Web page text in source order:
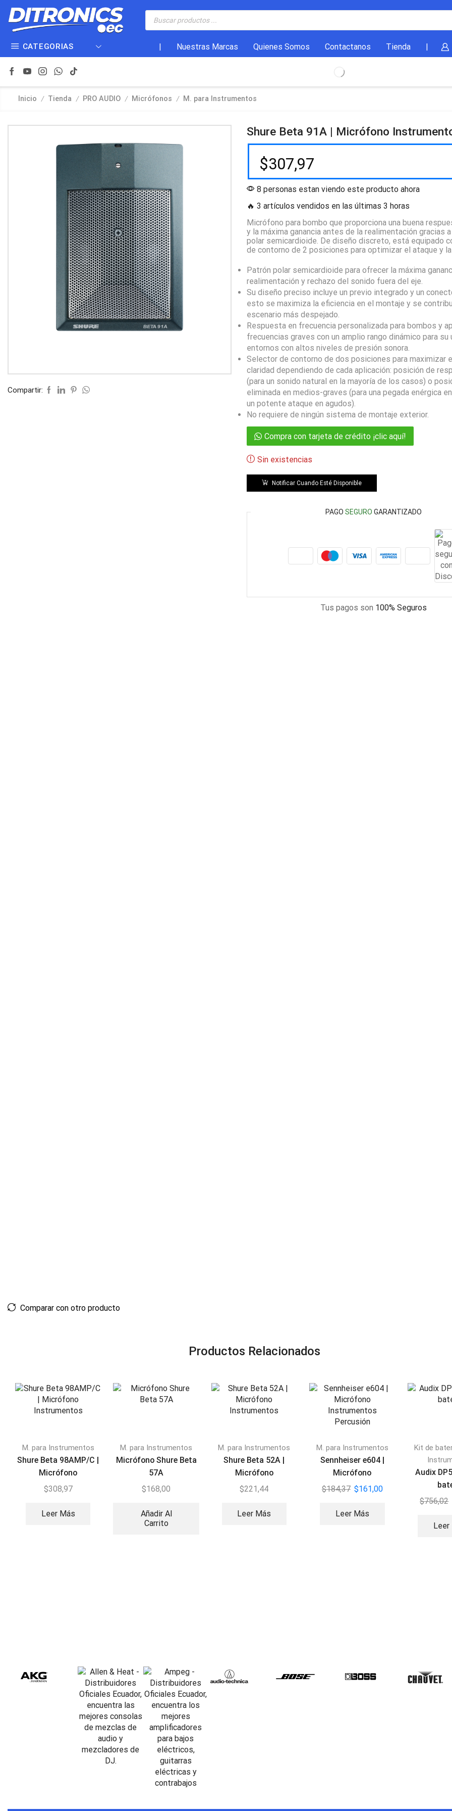
CATEGORIAS Nuestras Marcas Quienes Somos Contactanos Tienda
Inicio / Tienda / PRO AUDIO / Micrófonos / M. para Instrumentos
Compartir:
Shure Beta 91A | Micrófono
$307,97
8 personas estan viendo este producto ahora
🔥 3 artículos vendidos en las últimas 3 horas
Micrófono para bombo que proporciona una buena
y la máxima ganancia antes de la realimentación gracias
polar semicardioide. De diseño discreto, está equipado
de contorno de 2 posiciones para optimizar el ataque y la
Patrón polar semicardioide para ofrecer la máxima
realimentación y rechazo del sonido fuera del eje.
Su diseño preciso incluye un previo integrado y un
esto se maximiza la eficiencia en el montaje y se
escenario más despejado.
Respuesta en frecuencia personalizada para bombos y
frecuencias graves con un amplio rango dinámico para su
entornos con altos niveles de presión sonora.
Selector de contorno de dos posiciones para maximizar
claridad dependiendo de cada aplicación: posición de
(para un sonido natural en la mayoría de los casos) o
eliminada en medios-graves (para una pegada enérgica
un potente ataque en agudos).
No requiere de ningún sistema de montaje exterior.
Compra con tarjeta de crédito ¡clic aquí!
Sin existencias
Notificar Cuando Esté Disponible
PAGOSEGURO GARANTIZADO
Tus pagos son 100% Seguros
Comparar con otro producto
Productos Relacionados
M. para Instrumentos
Shure Beta 98AMP/C |
Micrófono
Instrumentos
$308,97
Leer Más
M. para Instrumentos
Micrófono Shure Beta
57A
$168,00
Añadir Al
Carrito
M. para Instrumentos
Shure Beta 52A |
Micrófono
Instrumentos
$221,44
Leer Más
M. para Instrumentos
Sennheiser e604 |
Micrófono
Instrumentos
$184,37 $161,00
Leer Más
Kit de
Audix
$756,02
Leer